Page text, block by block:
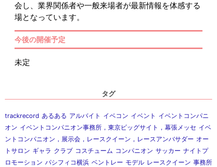
会し、業界関係者や一般来場者が最新情報を体感する
場となっています。
今後の開催予定
未定
タグ
trackrecord あるある アルバイト イベコン イベント イベントコンパニ
オン イベントコンパニオン事務所，東京ビッグサイト，幕張メッセ イベ
ントコンパニオン，展示会，レースクイーン，レースアンバサダー オー
トサロン ギャラ クラブ コスチューム コンパニオン サッカー ナイトプ
ロモーション パシフィコ横浜 ベントレー モデル レースクイーン 事務所